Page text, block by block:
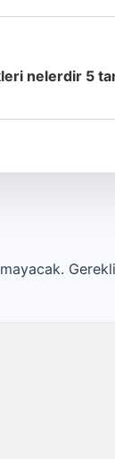
nelerdir 5